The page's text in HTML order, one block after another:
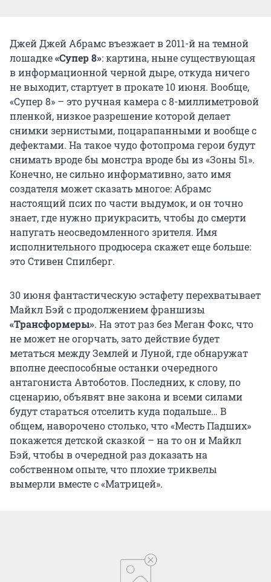
Джей Джей Абрамс въезжает в 2011-й на темной
лошадке«Супер 8»: картина, ныне существующая
в информационной черной дыре, откуда ничего
не выходит, стартует в прокате 10 июня. Вообще,
«Супер 8» – это ручная камера с 8-миллиметровой
пленкой, низкое разрешение которой делает
снимки зернистыми, поцарапанными и вообще с
дефектами. На такое чудо фотопрома герои будут
снимать вроде бы монстра вроде бы из «Зоны 51».
Конечно, не сильно информативно, зато имя
создателя может сказать многое: Абрамс
настоящий псих по части выдумок, и он точно
знает, где нужно приукрасить, чтобы до смерти
напугать неосведомленного зрителя. Имя
исполнительного продюсера скажет еще больше:
это Стивен Спилберг.
30 июня фантастическую эстафету перехватывает
Майкл Бэй с продолжением франшизы
«Трансформеры». На этот раз без Меган Фокс, что
не может не огорчать, зато действие будет
метаться между Землей и Луной, где обнаружат
вполне дееспособные останки очередного
антагониста Автоботов. Последних, к слову, по
сценарию, объявят вне закона и всеми силами
будут стараться отселить куда подальше… В
общем, наворочено столько, что «Месть Падших»
покажется детской сказкой – на то он и Майкл
Бэй, чтобы в очередной раз доказать на
собственном опыте, что плохие триквелы
вымерли вместе с «Матрицей».